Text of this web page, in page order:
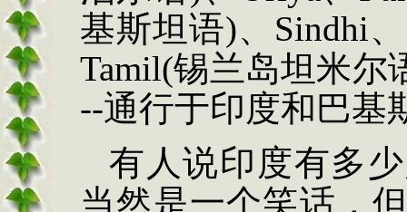
基斯坦语)、 Sindhi、
Tamil(锡兰岛坦米尔
--通行于印度和巴基
有人说印度有多
当然是一个笑话，